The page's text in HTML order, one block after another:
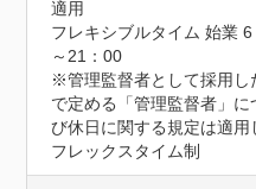
適用
フレキシブルタイム 始業
～21：00
※管理監督者として採用し
で定める「管理監督者」
び休日に関する規定は適用
フレックスタイム制